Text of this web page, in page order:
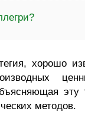
хорошо
методов.